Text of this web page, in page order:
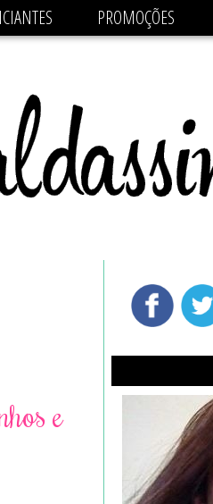
pagead/js/adsbygoogle.js'/>
PROMOÇÕES
e